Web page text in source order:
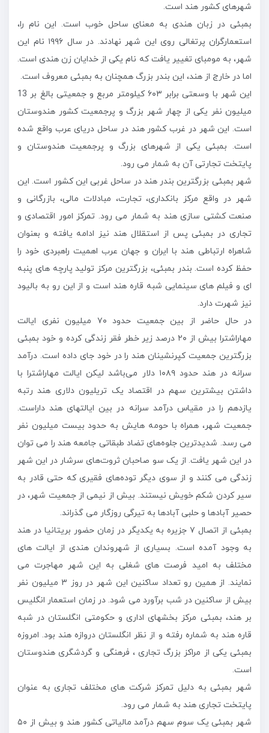
شهرهای کشور هند است.
بمبئی در زبان هندی به معنای ساحل خوب است. این نام را،
استعمارگران پرتغالی روی این شهر نهادند. در سال ۱۹۹۶ نام این
شهر، به مومبای تغییر یافت که نام یکی از خدایان زن هندی است.
اما در خارج از هند، این بندر بزرگ همچنان به بمبئی معروف است.
این شهر با وسعتی برابر ۶۰۳ کیلومتر مربع و جمعیتی بالغ بر 13
میلیون نفر یکی از چهار شهر بزرگ و پرجمعیت کشور هندوستان
است. این شهر در غرب کشور هند در ساحل دریای عرب واقع شده
است. بمبئی یکی از شهرهای بزرگ و پرجمعیت هندوستان و
پایتخت تجارتی آن به شمار می رود.
شهر بمبئی بزرگترین بندر هند در ساحل غربی این کشور است. این
شهر در واقع مرکز بانکداری، تجارت، مبادلات مالی، بازرگانی و
صنعت کشتی سازی هند به شمار می رود. تمرکز امور اقتصادی و
تجاری در بمبئی پس از استقلال هند نیز ادامه یافته و بعنوان
شاهراه ارتباطی هند با ایران و جهان عرب اهمیت راهبردی خود را
حفظ کرده است. بندر بمبئی، بزرگترین مرکز تولید پارچه های پنبه
ای و فیلم های سینمايی شبه قاره هند است و از این رو به بالیود
نیز شهرت دارد.
در حال حاضر از بین جمعیت حدود ۷۰ میلیون نفری ایالت
مهاراشترا بیش از ۲۰ درصد زیر خطر فقر زندگی کرده و خود بمبئی
بزرگترین جمعیت کپرنشینان هند را در خود جای داده است. درآمد
سرانه در هند حدود ۱۰۸۹ دلار می‌باشد لیکن ایالت مهاراشترا با
داشتن بیشترین سهم در اقتصاد یک تریلیون دلاری هند رتبه
یازدهم را در مقیاس درآمد سرانه در بین ایالتهای هند داراست.
جمعیت شهر، همراه با حومه هایش به حدود بیست میلیون نفر
می رسد. شدیدترین جلوه‌های تضاد طبقاتی جامعه هند را می توان
در این شهر یافت. از یک سو صاحبان ثروت‌های سرشار در این شهر
زندگی می کنند و از سوی دیگر توده‌های فقیری که حتی قادر به
سیر کردن شکم خویش نیستند. بیش از نیمی از جمعیت شهر، در
حصیر آبادها و حلبی آبادها به تیرگی روزگار می گذراند.
بمبئی از اتصال ۷ جزیره به یکدیگر در زمان حضور بریتانیا در هند
به وجود آمده است. بسیاری از شهروندان هندی از ایالت های
مختلف به امید فرصت های شغلی به این شهر مهاجرت می
نمایند. از همین رو تعداد ساکنین این شهر در روز ۳ میلیون نفر
بیش از ساکنین در شب برآورد می شود. در زمان استعمار انگلیس
بر هند، بمبئی مرکز بخشهای اداری و حکومتی انگلستان در شبه
قاره هند به شماره رفته و از نظر انگلستان دروازه هند بود. امروزه
بمبئی یکی از مراکز بزرگ تجاری ، فرهنگی و گردشگری هندوستان
است.
شهر بمبئی به دلیل تمرکز شرکت های مختلف تجاری به عنوان
پایتخت تجاری هند به شمار می رود.
شهر بمبئی یک سوم سهم درآمد مالیاتی کشور هند و بیش از ۵۰